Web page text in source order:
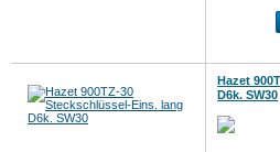
Hazet
D6k. SW30